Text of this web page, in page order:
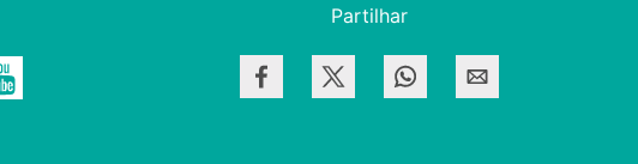
Partilhar